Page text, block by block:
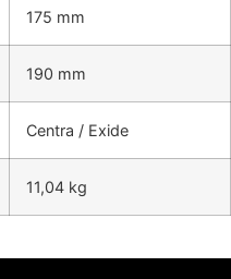
175 mm
190 mm
Centra / Exide
11,04 kg